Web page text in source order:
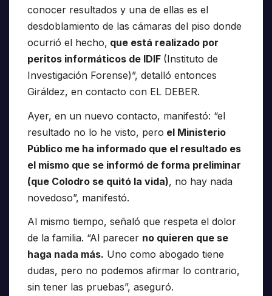
conocer resultados y una de ellas es el
desdoblamiento de las cámaras del piso donde
ocurrió el hecho, que está realizado por
peritos informáticos de IDIF (Instituto de
Investigación Forense)”, detalló entonces
Giráldez, en contacto con EL DEBER.
Ayer, en un nuevo contacto, manifestó: “el
resultado no lo he visto, pero el Ministerio
Público me ha informado que el resultado es
el mismo que se informó de forma preliminar
(que Colodro se quitó la vida), no hay nada
novedoso”, manifestó.
Al mismo tiempo, señaló que respeta el dolor
de la familia. “Al parecer no quieren que se
haga nada más. Uno como abogado tiene
dudas, pero no podemos afirmar lo contrario,
sin tener las pruebas”, aseguró.